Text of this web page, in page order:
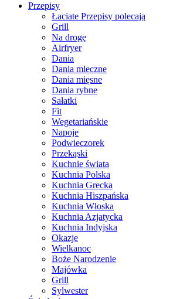
Przepisy
Łaciate Przepisy polecają
Grill
Na drogę
Airfryer
Dania
Dania mleczne
Dania mięsne
Dania rybne
Sałatki
Fit
Wegetariańskie
Napoje
Podwieczorek
Przekąski
Kuchnie świata
Kuchnia Polska
Kuchnia Grecka
Kuchnia Hiszpańska
Kuchnia Włoska
Kuchnia Azjatycka
Kuchnia Indyjska
Okazje
Wielkanoc
Boże Narodzenie
Majówka
Grill
Sylwester